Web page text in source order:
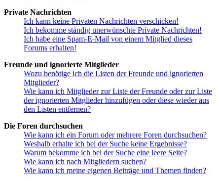
Private Nachrichten
Ich kann keine Privaten Nachrichten verschicken!
Ich bekomme ständig unerwünschte Private Nachrichten!
Ich habe eine Spam-E-Mail von einem Mitglied dieses
Forums erhalten!
Freunde und ignorierte Mitglieder
Wozu benötige ich die Listen der Freunde und ignorierten
Mitglieder?
Wie kann ich Mitglieder zur Liste der Freunde oder zur Liste
der ignorierten Mitglieder hinzufügen oder diese wieder aus
den Listen entfernen?
Die Foren durchsuchen
Wie kann ich ein Forum oder mehrere Foren durchsuchen?
Weshalb erhalte ich bei der Suche keine Ergebnisse?
Warum bekomme ich bei der Suche eine leere Seite?
Wie kann ich nach Mitgliedern suchen?
Wie kann ich meine eigenen Beiträge und Themen finden?